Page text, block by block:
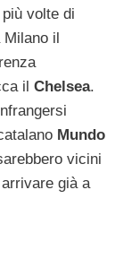
volte di
il
il Chelsea.
Mundo
vicini
già a